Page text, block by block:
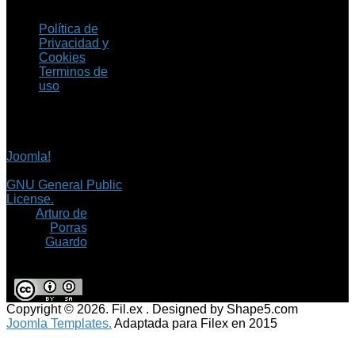
Política de
Privacidad y
Cookies
Terminos de
uso
Joomla!
GNU General Public
License.
Arturo de
Porras
Guardo
Copyright © 2026. Fil.ex . Designed by Shape5.com
Joomla Templates. Adaptada para Filex en 2015